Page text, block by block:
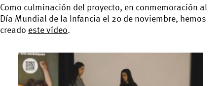
Como culminación del proyecto, en conmemoración al
Día Mundial de la Infancia el 20 de noviembre, hemos
creado este vídeo.